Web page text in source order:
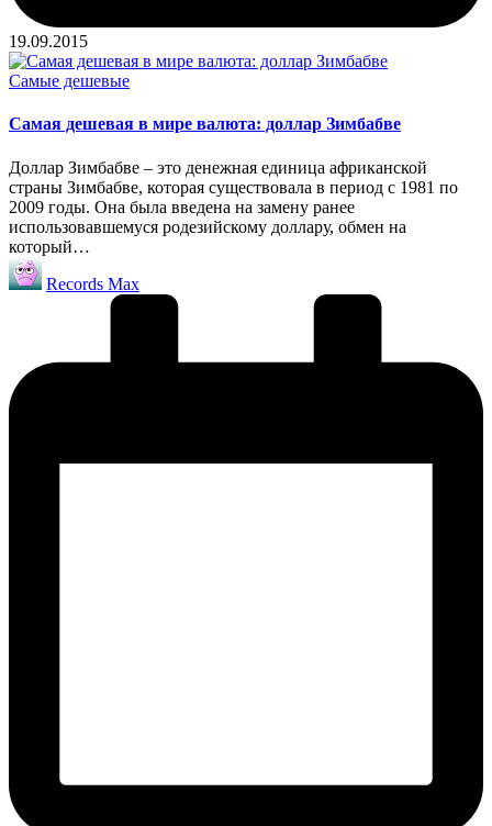
19.09.2015
Опубликовано
Самые дешевые
Самая дешевая в мире валюта: доллар Зимбабве
Доллар Зимбабве – это денежная единица африканской
страны Зимбабве, которая существовала в период с 1981 по
2009 годы. Она была введена на замену ранее
использовавшемуся родезийскому доллару, обмен на
который…
Запись
от
Records Max